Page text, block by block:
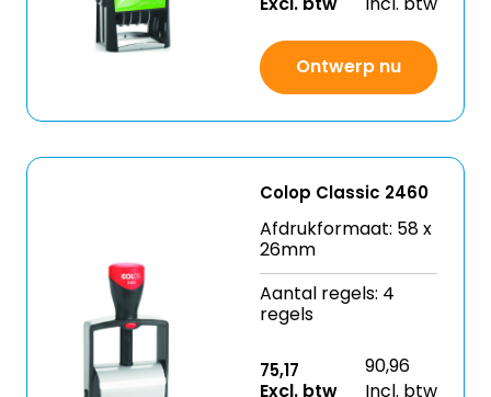
Ontwerp nu
Colop Classic 2460
Afdrukformaat: 58 x
26mm
Aantal regels: 4
regels
75,17
Excl. btw
90,96
Incl. btw